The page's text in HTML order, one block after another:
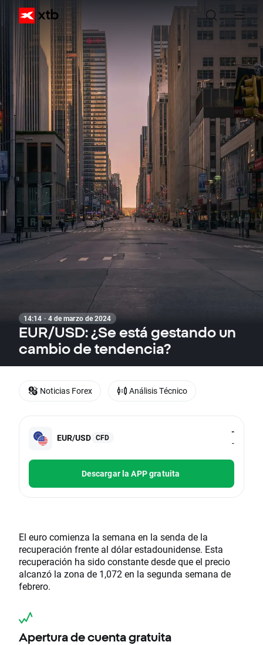
14:14 · 4 de marzo de 2024
EUR/USD: ¿Se está gestando un
cambio de tendencia?
EUR/USD CFD
-
-
Descargar la APP gratuita
El euro comienza la semana en la senda de la
recuperación frente al dólar estadounidense. Esta
recuperación ha sido constante desde que el precio
alcanzó la zona de 1,072 en la segunda semana de
febrero.
Apertura de cuenta gratuita
Noticias Forex Análisis Técnico